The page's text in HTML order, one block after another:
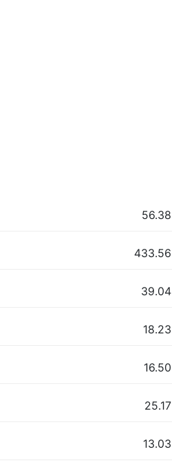
56.38
433.56
39.04
18.23
16.50
25.17
13.03